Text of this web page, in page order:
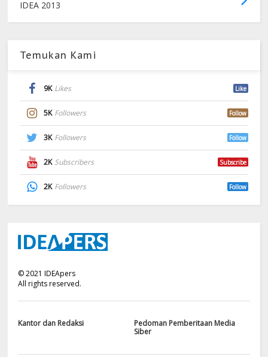
IDEA 2013
Temukan Kami
9K Likes Like
5K Followers Follow
3K Followers Follow
2K Subscribers Subscribe
2K Followers Follow
©2021 IDEApers
All rights reserved.
Kantor dan Redaksi
Pedoman Pemberitaan Media
Siber